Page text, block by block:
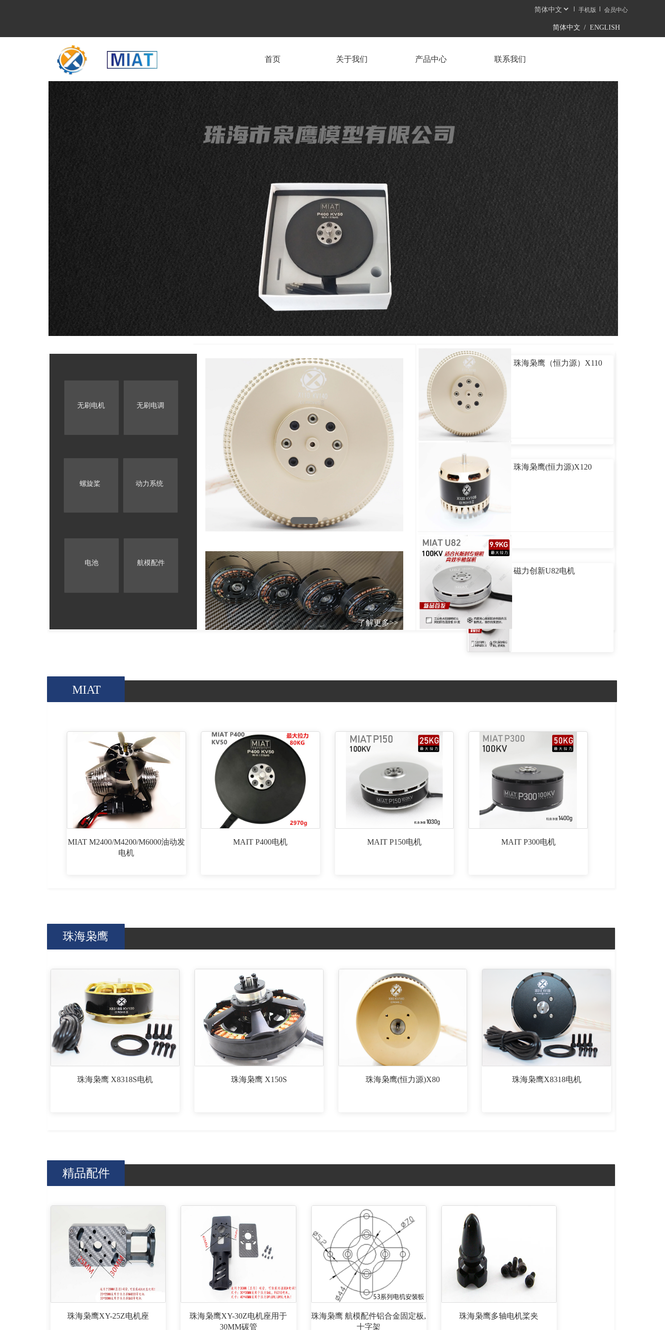
手机版 会员中心
简体中文 / ENGLISH
首页 关于我们 产品中心 联系我们
无刷电机 无刷电调
螺旋桨 动力系统
电池 航模配件
珠海枭鹰（恒力源）X110
珠海枭鹰(恒力源)X120
磁力创新U82电机
了解更多>>
MIAT
MIAT M2400/M4200/M6000油动发
电机
MAIT P400电机 MAIT P150电机 MAIT P300电机
珠海枭鹰
珠海枭鹰 X8318S电机 珠海枭鹰 X150S 珠海枭鹰(恒力源)X80 珠海枭鹰X8318电机
精品配件
珠海枭鹰XY-25Z电机座
珠海枭鹰XY-30Z电机座用于
30MM碳管
珠海枭鹰 航模配件铝合金固定板,
十字架
珠海枭鹰多轴电机桨夹